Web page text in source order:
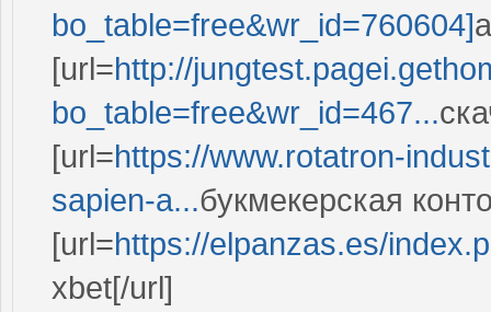
bo_table=free&wr_id=760604]
[url=http://
bo_table=free&wr_id=467...
[url=https://www.rotatron-
sapien-a...букмекерская
[url=https://elpanzas.es/
xbet[/url]